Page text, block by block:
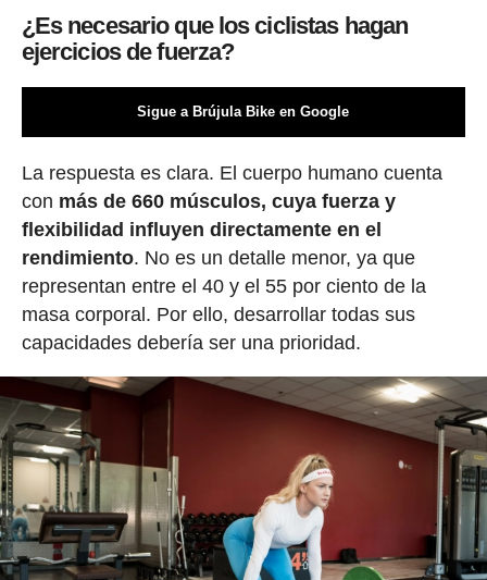
¿Es necesario que los ciclistas hagan
ejercicios de fuerza?
Sigue a Brújula Bike en Google
La respuesta es clara. El cuerpo humano cuenta
con más de 660 músculos, cuya fuerza y
flexibilidad influyen directamente en el
rendimiento. No es un detalle menor, ya que
representan entre el 40 y el 55 por ciento de la
masa corporal. Por ello, desarrollar todas sus
capacidades debería ser una prioridad.